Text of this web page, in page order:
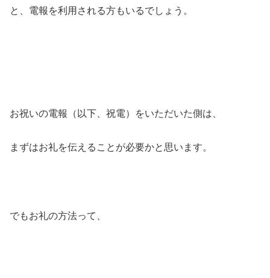
と、電報を利用される方もいるでしょう。
お祝いの電報（以下、祝電）をいただいた側は、
まずはお礼を伝えることが必要かと思います。
でもお礼の方法って、